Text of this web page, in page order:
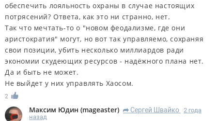
обеспечить лояльность охраны в случае настоящих
потрясений? Ответа, как это ни странно, нет.
Так что мечтать-то о "новом феодализме, где они
аристократия" могут, но вот так управляемо, сохраняя
свои позиции, убить несколько миллиардов ради
экономии скудеющих ресурсов - надёжного плана нет.
Да и быть не может.
Не выйдет у них управлять Хаосом.
2
Максим Юдин (mageaster) R Сергей Швайко 2 года
назад